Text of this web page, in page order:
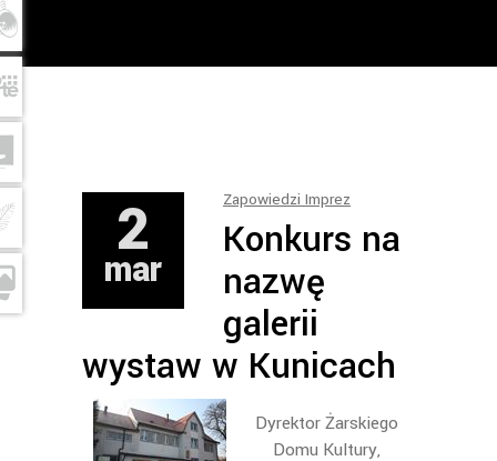
2
mar
Zapowiedzi Imprez
Konkurs na
nazwę
galerii
wystaw w Kunicach
Dyrektor Żarskiego
Domu Kultury,